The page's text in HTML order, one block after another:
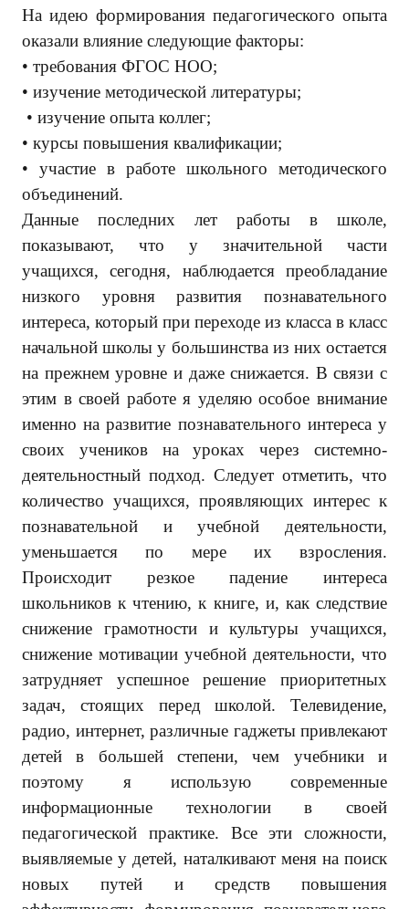
На идею формирования педагогического опыта
оказали влияние следующие факторы:
• требования ФГОС НОО;
• изучение методической литературы;
• изучение опыта коллег;
• курсы повышения квалификации;
• участие в работе школьного методического
объединений.
Данные последних лет работы в школе,
показывают, что у значительной части
учащихся, сегодня, наблюдается преобладание
низкого уровня развития познавательного
интереса, который при переходе из класса в класс
начальной школы у большинства из них остается
на прежнем уровне и даже снижается. В связи с
этим в своей работе я уделяю особое внимание
именно на развитие познавательного интереса у
своих учеников на уроках через системно-
деятельностный подход. Следует отметить, что
количество учащихся, проявляющих интерес к
познавательной и учебной деятельности,
уменьшается по мере их взросления.
Происходит резкое падение интереса
школьников к чтению, к книге, и, как следствие
снижение грамотности и культуры учащихся,
снижение мотивации учебной деятельности, что
затрудняет успешное решение приоритетных
задач, стоящих перед школой. Телевидение,
радио, интернет, различные гаджеты привлекают
детей в большей степени, чем учебники и
поэтому я использую современные
информационные технологии в своей
педагогической практике. Все эти сложности,
выявляемые у детей, наталкивают меня на поиск
новых путей и средств повышения